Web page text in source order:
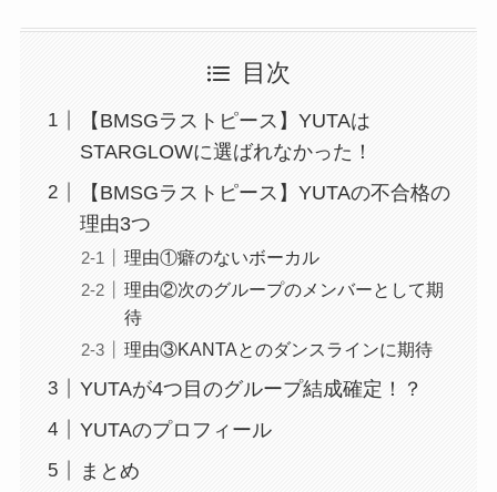
目次
【BMSGラストピース】YUTAは
STARGLOWに選ばれなかった！
【BMSGラストピース】YUTAの不合格の
理由3つ
理由①癖のないボーカル
理由②次のグループのメンバーとして期
待
理由③KANTAとのダンスラインに期待
YUTAが4つ目のグループ結成確定！？
YUTAのプロフィール
まとめ